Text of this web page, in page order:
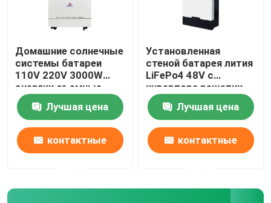
Домашние солнечные
системы батареи
110V 220V 3000W
энергии съемные
домашние
Лучшая цена
контактные
Установленная
стеной батарея лития
LiFePo4 48V с
инвертора решетки
для домашней
системы солнечной
энергии
Лучшая цена
контактные